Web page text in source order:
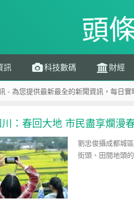
頭
訊 科技數碼 財經
- 為您提供最新最全的新聞資訊，每日實
：春回大地 市民盡享爛漫
劉忠俊攝成都城
街頭、田間地頭